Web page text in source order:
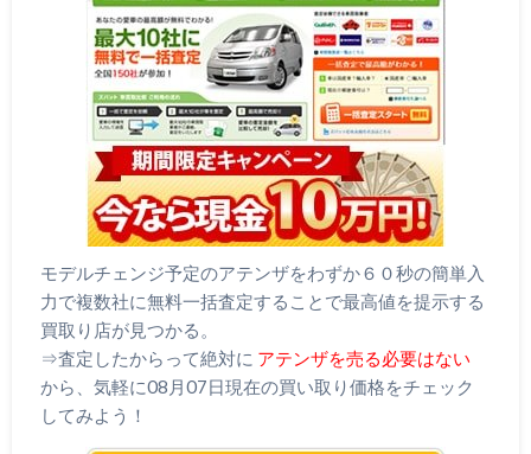
モデルチェンジ予定のアテンザをわずか６０秒の簡単入
力で複数社に無料一括査定することで最高値を提示する
買取り店が見つかる。
⇒査定したからって絶対に アテンザを売る必要はない
から、気軽に08月07日現在の買い取り価格をチェック
してみよう！